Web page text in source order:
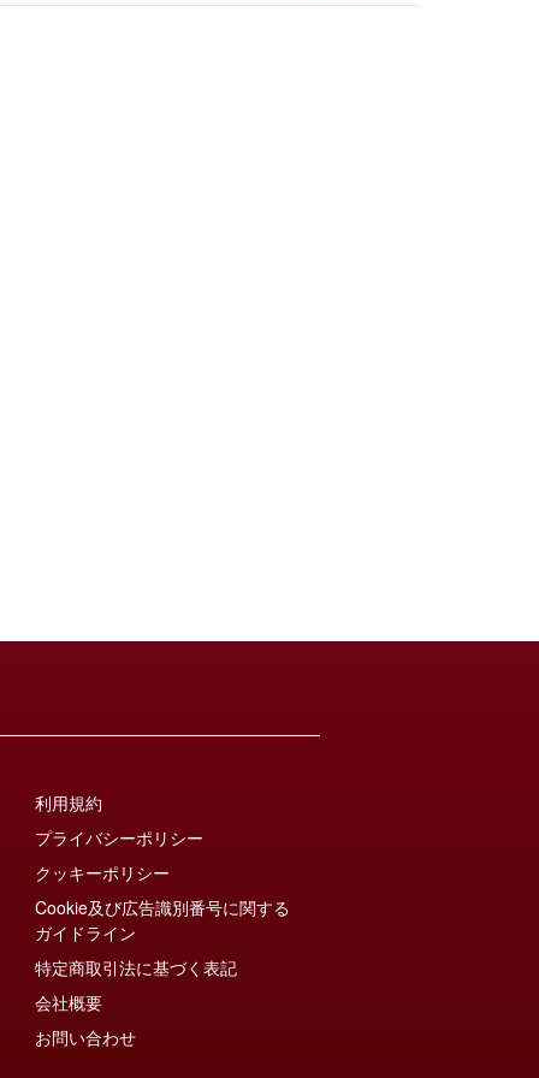
利用規約
プライバシーポリシー
クッキーポリシー
Cookie及び広告識別番号に関する
ガイドライン
特定商取引法に基づく表記
会社概要
お問い合わせ